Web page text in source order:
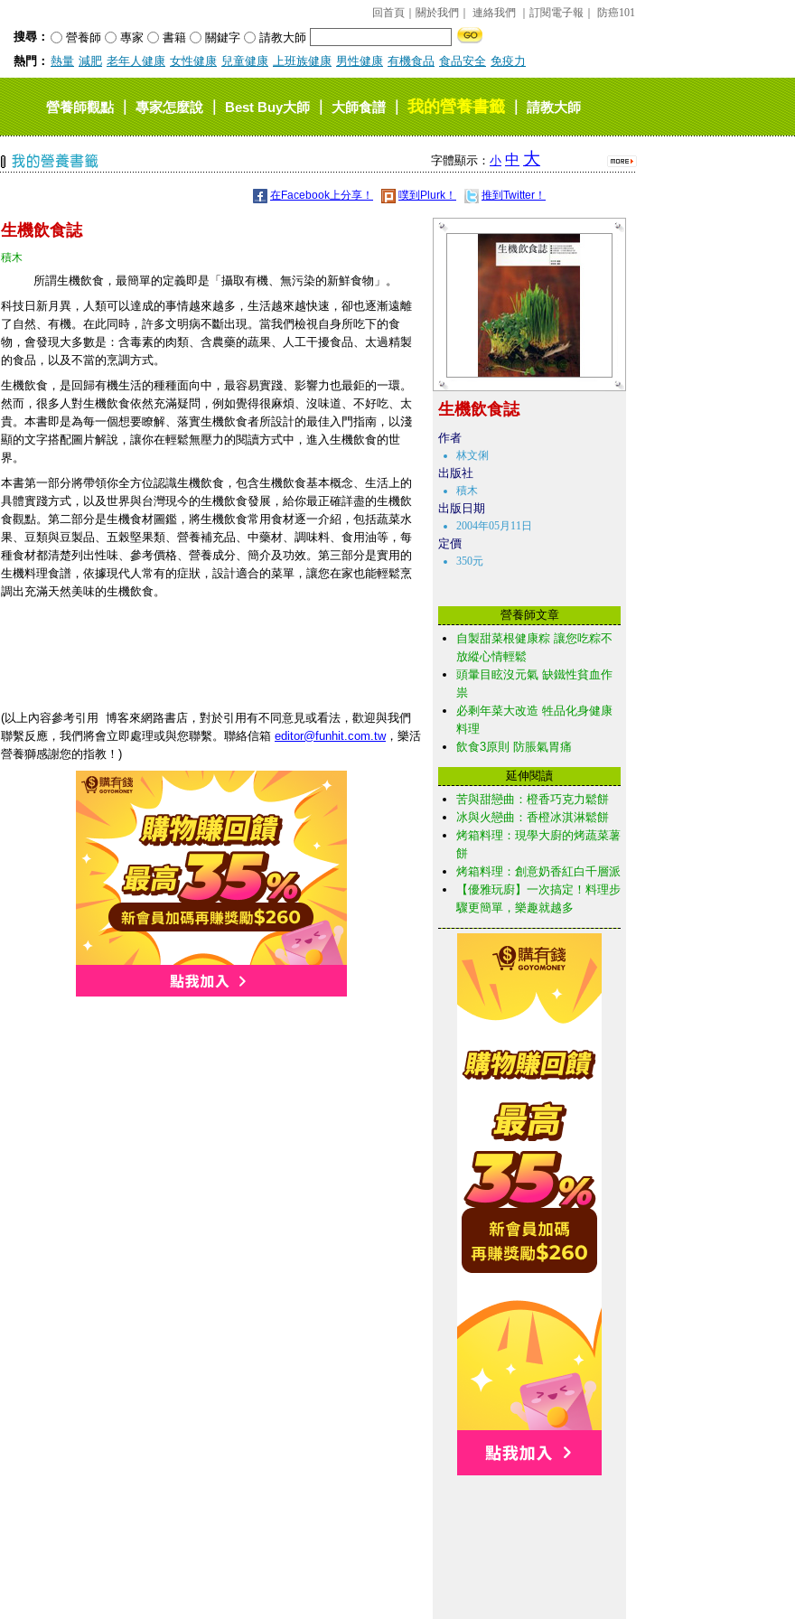
回首頁 關於我們 連絡我們 訂閱電子報 防癌101
搜尋： 營養師 專家 書籍 關鍵字
請教大師
熱門： 熱量 減肥 老年人健康 女性健康 兒童健康 上班族健康 男性健康 有機食品 食品安全 免疫力
營養師觀點｜專家怎麼說｜Best Buy大師｜大師食譜｜我的營養書籤｜請教大師
字體顯示： 小 中 大
在Facebook上分享！ 噗到Plurk！ 推到Twitter！
生機飲食誌
積木
所謂生機飲食，最簡單的定義即是「攝取有機、無污染的新鮮食物」。
科技日新月異，人類可以達成的事情越來越多，生活越來越快速，卻也逐漸遠離
了自然、有機。在此同時，許多文明病不斷出現。當我們檢視自身所吃下的食
物，會發現大多數是：含毒素的肉類、含農藥的蔬果、人工干擾食品、太過精製
的食品，以及不當的烹調方式。
生機飲食，是回歸有機生活的種種面向中，最容易實踐、影響力也最鉅的一環。
然而，很多人對生機飲食依然充滿疑問，例如覺得很麻煩、沒味道、不好吃、太
貴。本書即是為每一個想要瞭解、落實生機飲食者所設計的最佳入門指南，以淺
顯的文字搭配圖片解說，讓你在輕鬆無壓力的閱讀方式中，進入生機飲食的世
界。
本書第一部分將帶領你全方位認識生機飲食，包含生機飲食基本概念、生活上的
具體實踐方式，以及世界與台灣現今的生機飲食發展，給你最正確詳盡的生機飲
食觀點。第二部分是生機食材圖鑑，將生機飲食常用食材逐一介紹，包括蔬菜水
果、豆類與豆製品、五榖堅果類、營養補充品、中藥材、調味料、食用油等，每
種食材都清楚列出性味、參考價格、營養成分、簡介及功效。第三部分是實用的
生機料理食譜，依據現代人常有的症狀，設計適合的菜單，讓您在家也能輕鬆烹
調出充滿天然美味的生機飲食。
(以上內容參考引用 博客來網路書店，對於引用有不同意見或看法，歡迎與我們
聯繫反應，我們將會立即處理或與您聯繫。聯絡信箱 editor@funhit.com.tw，樂活
營養獅感謝您的指教！)
生機飲食誌
作者
林文俐
出版社
積木
出版日期
2004年05月11日
定價
350元
營養師文章
自製甜菜根健康粽 讓您吃粽不
放縱心情輕鬆
頭暈目眩沒元氣 缺鐵性貧血作
祟
必剩年菜大改造 牲品化身健康
料理
飲食3原則 防脹氣胃痛
延伸閱讀
苦與甜戀曲：橙香巧克力鬆餅
冰與火戀曲：香橙冰淇淋鬆餅
烤箱料理：現學大廚的烤蔬菜薯
餅
烤箱料理：創意奶香紅白千層派
【優雅玩廚】一次搞定！料理步
驟更簡單，樂趣就越多